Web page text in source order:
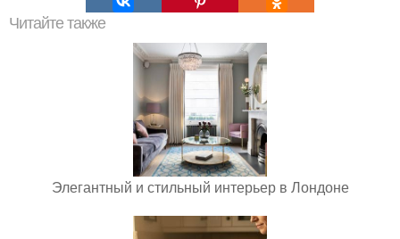
Читайте также
Элегантный и стильный интерьер в Лондоне